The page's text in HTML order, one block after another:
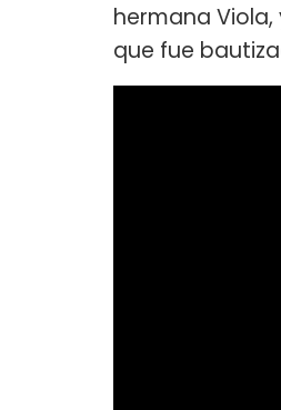
hermana Viola,
que fue